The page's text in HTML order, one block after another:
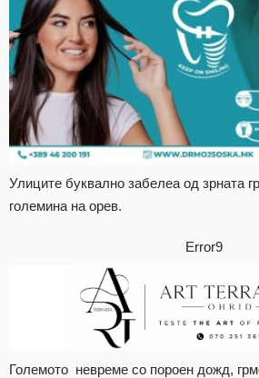
Улиците буквално забелеа од зрната
големина на орев.
Error9
Големото невреме со пороен дожд,